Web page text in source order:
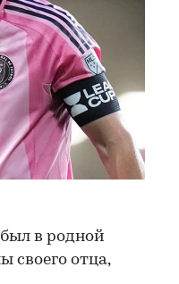
в родной
своего отца,